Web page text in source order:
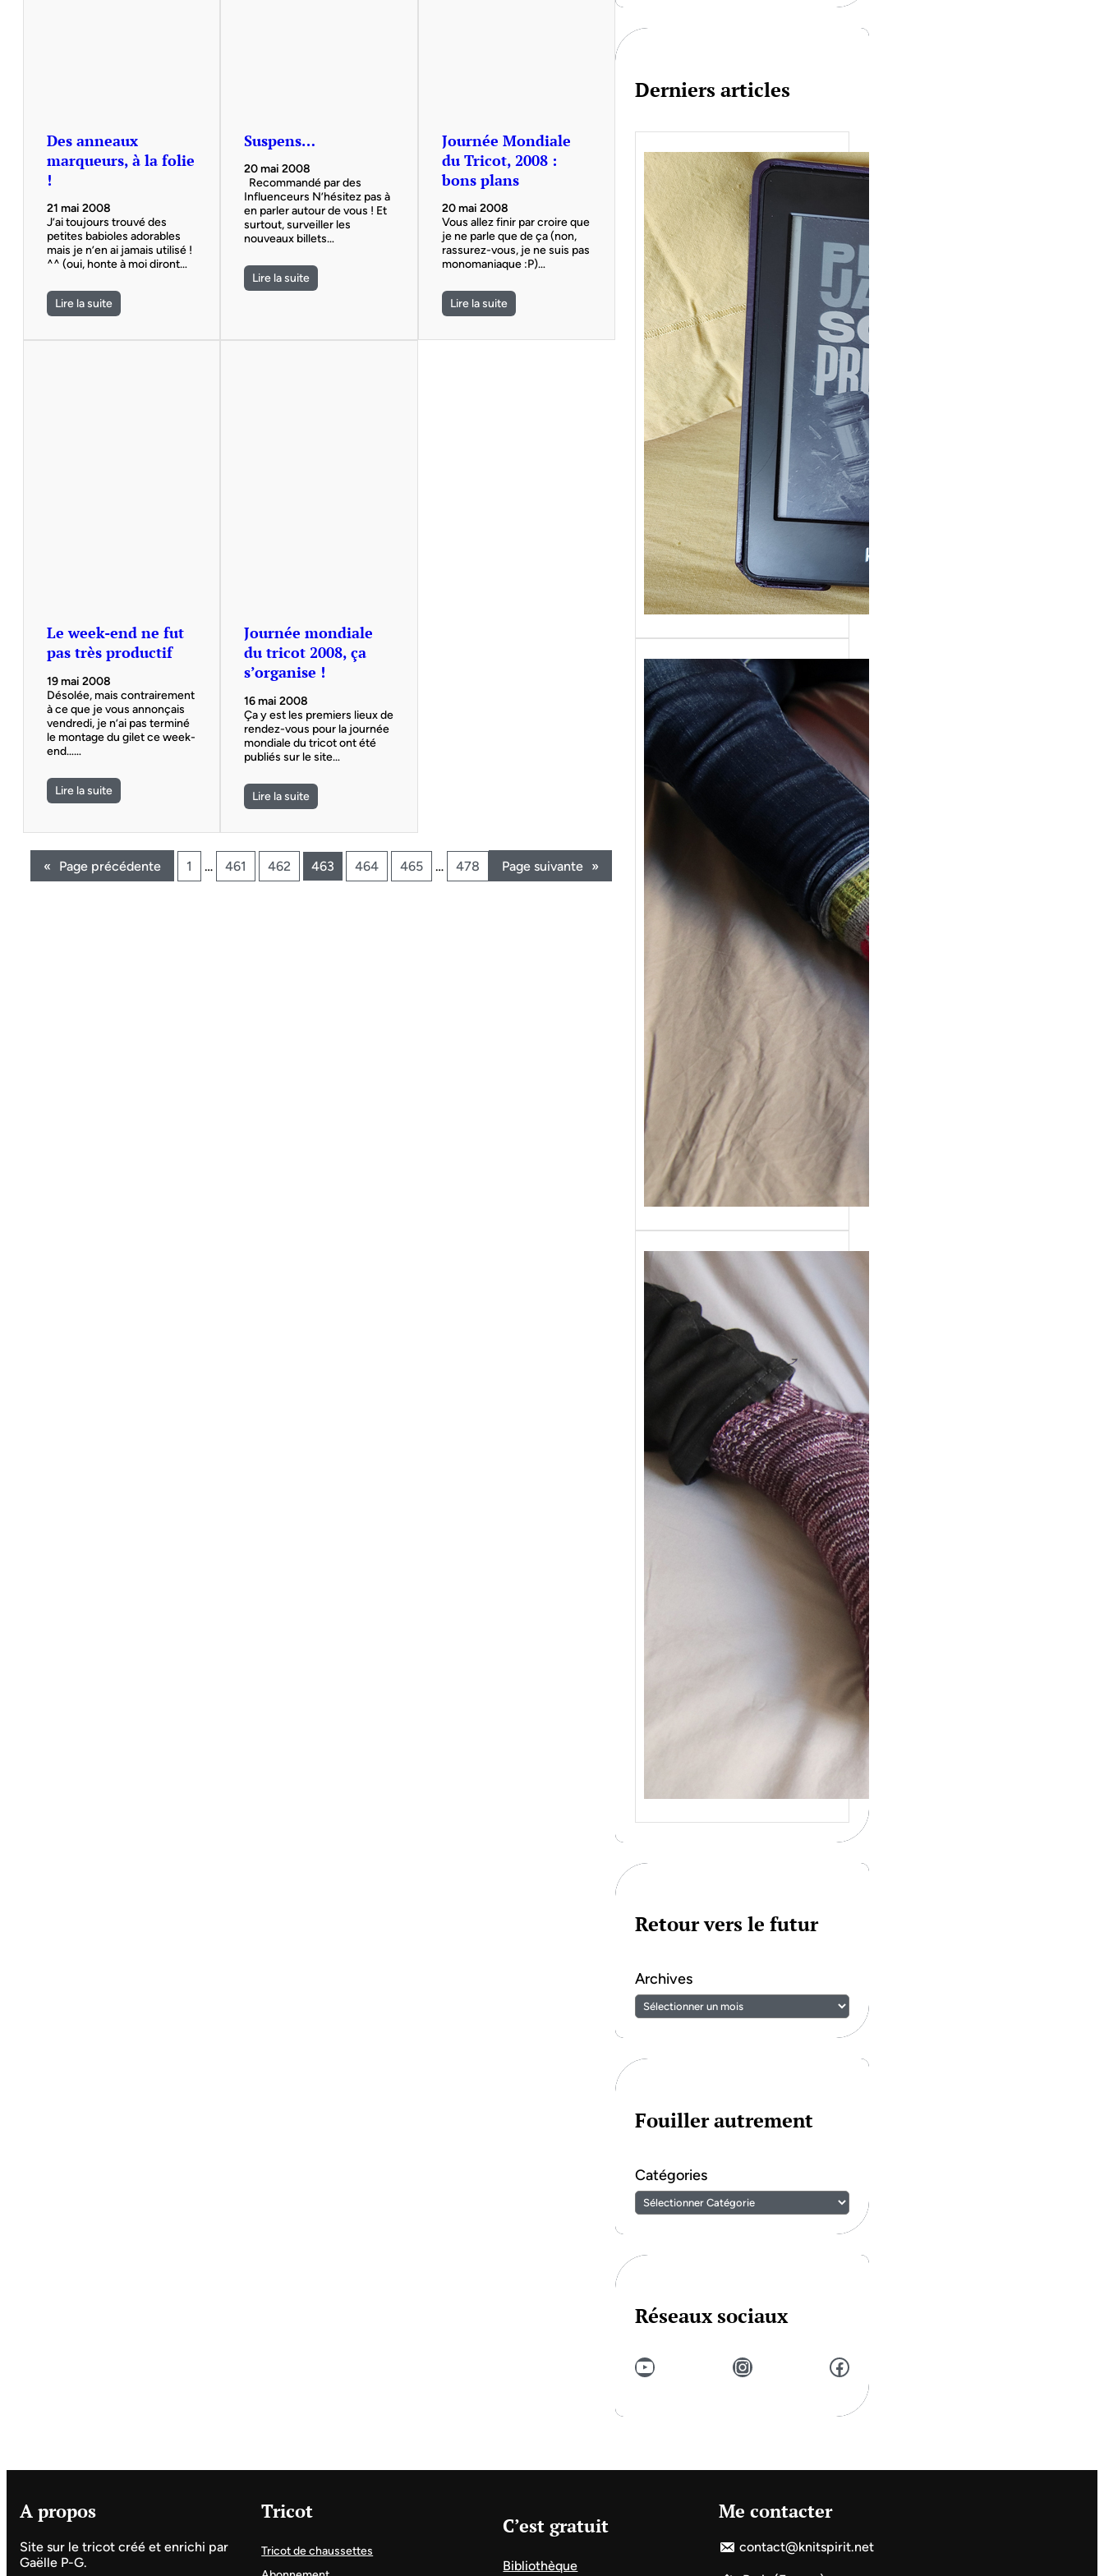
Des anneaux
marqueurs, à la folie
!
21 mai 2008
J’ai toujours trouvé des
petites babioles adorables
mais je n’en ai jamais utilisé !
^^ (oui, honte à moi diront…
Lire la suite
Suspens…
20 mai 2008
Recommandé par des
Influenceurs N’hésitez pas à
en parler autour de vous ! Et
surtout, surveiller les
nouveaux billets…
Lire la suite
Journée Mondiale
du Tricot, 2008 :
bons plans
20 mai 2008
Vous allez finir par croire que
je ne parle que de ça (non,
rassurez-vous, je ne suis pas
monomaniaque :P)…
Lire la suite
Le week-end ne fut
pas très productif
19 mai 2008
Désolée, mais contrairement
à ce que je vous annonçais
vendredi, je n’ai pas terminé
le montage du gilet ce week-
end……
Lire la suite
Journée mondiale
du tricot 2008, ça
s’organise !
16 mai 2008
Ça y est les premiers lieux de
rendez-vous pour la journée
mondiale du tricot ont été
publiés sur le site…
Lire la suite
« Page précédente 1 … 461 462 463 464 465 … 478 Page suivante »
h
Derniers articles
Je bouquine #149
Sans grande surprise, j’ai
replongé dans la série
« Roy Grace »…
{Tricot} Flower
power socks
Ce patron a été
initialement créé pour
les membres de…
{Tricot} Le défi 2026
: Je tricote mes
socquettes
C’est la 4ème année
j’organise un défi de…
Retour vers le futur
Archives
Fouiller autrement
Catégories
Réseaux sociaux
YouTube Instagram Facebook
A propos
Site sur le tricot créé et enrichi par
Gaëlle P-G.
Tricot
Tricot de chaussettes
C’est gratuit
Bibliothèque
Me contacter
contact@knitspirit.net